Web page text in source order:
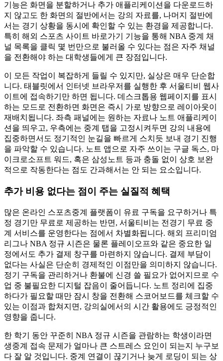
기능은 화면을 분할하거나 추가 애플리케이션을 다운로드하
지 않고도 한 화면의 절반에서는 강의 자료를, 나머지 절반에
서는 경기 상황을 동시에 확인할 수 있는 환경을 제공합니다.
특히 해외 스포츠 사이트 바로가기 기능을 통해 NBA 중계 채
널 목록을 클릭 몇 번만으로 불러올 수 있다는 점은 자주 채널
을 전환해야 하는 대학생들에게 큰 장점입니다.
이 모든 작업이 복잡하게 들릴 수 있지만, 실상은 매우 단순합
니다. 태블릿에서 인터넷 브라우저를 실행한 후 서울티비 웹사
이트에 접속하기만 하면 됩니다. 데스크톱용 웹페이지를 표시
하는 모드로 전환하면 화면은 즉시 가로 방향으로 레이아웃이
재배치됩니다. 좌측 패널에는 원하는 자료나 노트 애플리케이
션을 띄우고, 우측에는 중계 탭을 고정시켜두면 강의 내용에
집중하면서도 정기적인 눈길을 빠르게 스치듯 보내 경기 진행
을 파악할 수 있습니다. 노트 앱으로 자주 쓰이는 구글 독스, 마
이크로소프트 워드, 혹은 삼성노트 등과 충돌 없이 상호 보완
적으로 작동한다는 점도 간과해서는 안 되는 요소입니다.
추가 비용 없다는 점이 주는 실질적 혜택
많은 온라인 스포츠중계 플랫폼이 유료 구독을 요구하거나 특
정 경기만 무료로 제공하는 반면, 서울티비는 전경기 무료 중
계 서비스를 운영한다는 점에서 차별화됩니다. 해외 프리미엄
리그나 NBA 정규 시즌은 물론 플레이오프와 같은 중요한 일
정에서도 추가 결제 창구를 마련하지 않습니다. 결제 부담이
없다는 사실은 단순히 경제적인 이점만을 의미하지 않습니다.
정기 구독을 관리하거나 환불에 신경 쓸 필요가 없어지므로 수
업 중 불필요한 디지털 잡음이 줄어듭니다. 노트 정리에 집중
하다가 필요할 때만 잠시 창을 전환해 스코어보드를 체크할 수
있는 이점과 합쳐지면, 강의실에서의 시간 활용에도 긍정적인
영향을 줍니다.
한 학기 동안 꾸준히 NBA 정규 시즌을 관람하는 학생이라면
생중계 접속 문제가 얼마나 큰 스트레스 요인이 되는지 누구보
다 잘 알 것입니다. 중계 연결이 끊기거나 늦게 로딩이 되는 상